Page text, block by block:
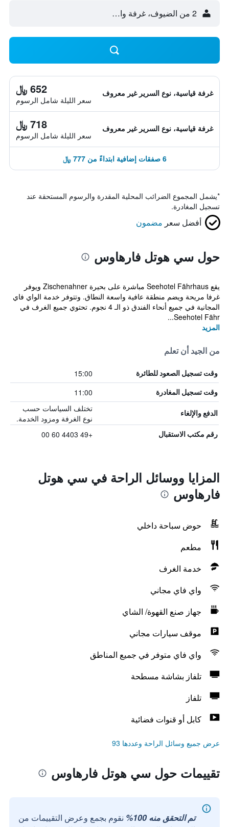
2 من الضيوف، غرفة واحدة
غرفة قياسية، نوع السرير غير معروف 652 ﷼
سعر الليلة شامل الرسوم
غرفة قياسية، نوع السرير غير معروف 718 ﷼
سعر الليلة شامل الرسوم
6 صفقات إضافية ابتداءً من 777 ﷼
*يشمل المجموع الضرائب المحلية المقدرة والرسوم المستحقة عند
تسجيل المغادرة.
أفضل سعر مضمون
حول سي هوتل فارهاوس
يقع Seehotel Fährhaus مباشرة على بحيرة Zischenahner ويوفر
غرفا مريحة ويضم منطقة عافية واسعة النطاق. وتتوفر خدمة الواي فاي
المجانية في جميع أنحاء الفندق ذو الـ 4 نجوم. تحتوي جميع الغرف في
Seehotel Fähr...
المزيد
من الجيد أن تعلم
وقت تسجيل الصعود للطائرة 15:00
وقت تسجيل المغادرة 11:00
الدفع والإلغاء
تختلف السياسات حسب
نوع الغرفة ومزود الخدمة.
رقم مكتب الاستقبال +49 4403 60 00
المزايا ووسائل الراحة في سي هوتل
فارهاوس
حوض سباحة داخلي
مطعم
خدمة الغرف
واي فاي مجاني
جهاز صنع القهوة/ الشاي
موقف سيارات مجاني
واي فاي متوفر في جميع المناطق
تلفاز بشاشة مسطحة
تلفاز
كابل أو قنوات فضائية
عرض جميع وسائل الراحة وعددها 93
تقييمات حول سي هوتل فارهاوس
تم التحقق منه 100%
نقوم بجمع وعرض التقييمات من